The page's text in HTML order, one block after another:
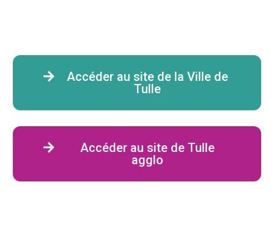
Accéder au site de la Ville de
Tulle
Accéder au site de Tulle
agglo